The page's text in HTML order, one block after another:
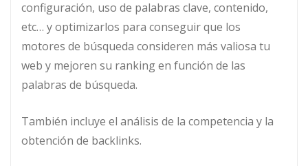
configuración, uso de palabras clave, contenido,
etc… y optimizarlos para conseguir que los
motores de búsqueda consideren más valiosa tu
web y mejoren su ranking en función de las
palabras de búsqueda.
También incluye el análisis de la competencia y la
obtención de backlinks.